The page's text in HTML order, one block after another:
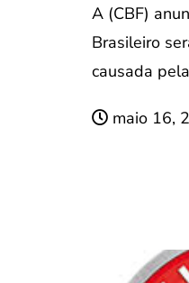
A (CBF)
Brasileiro
causada
maio 16,